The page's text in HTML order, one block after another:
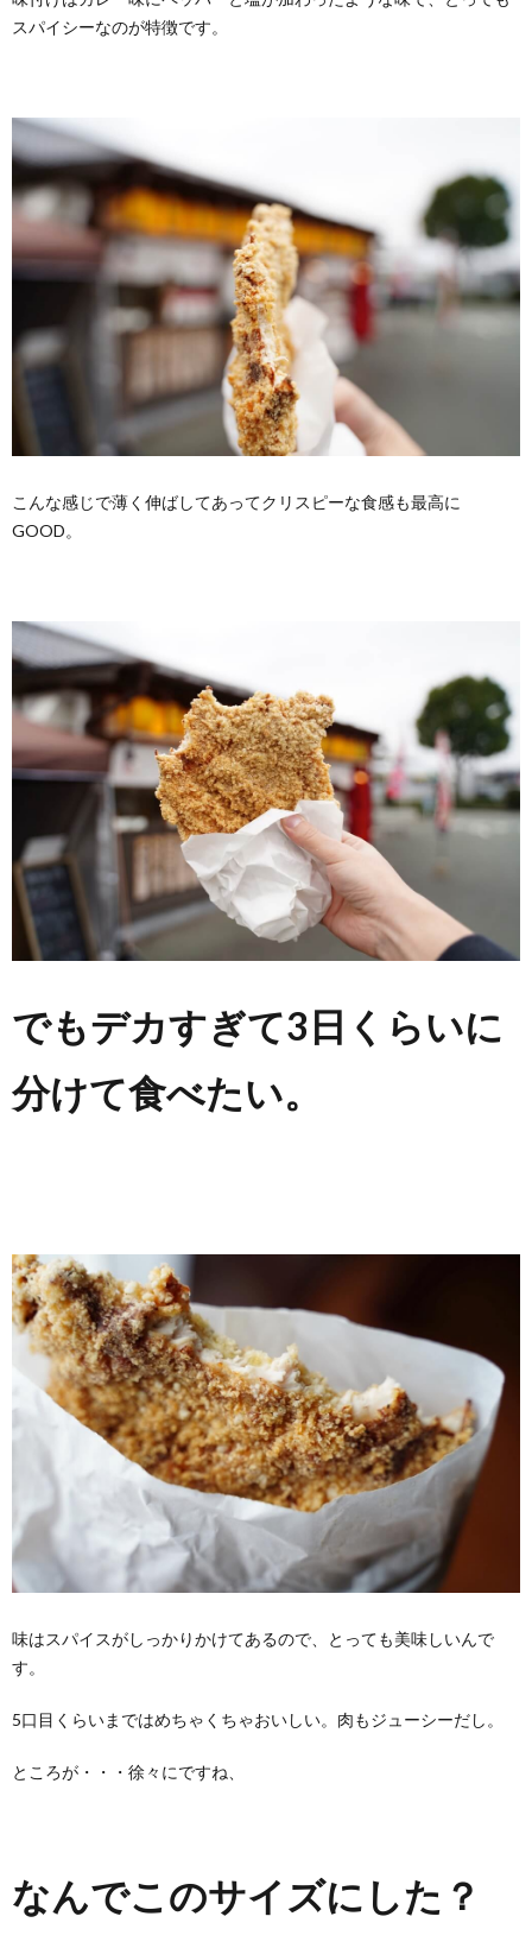
スパイシーなのが特徴です。
こんな感じで薄く伸ばしてあってクリスピーな食感も最高に
GOOD。
でもデカすぎて3日くらいに
分けて食べたい。
味はスパイスがしっかりかけてあるので、とっても美味しいんで
す。
5口目くらいまではめちゃくちゃおいしい。肉もジューシーだし。
ところが・・・徐々にですね、
なんでこのサイズにした？